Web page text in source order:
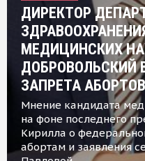
ДИРЕКТОР
МЕДИЦИНСКИХ
ДОБРОВОЛЬСКИЙ
ЗАПРЕТА АБОРТОВ
Мнение кандидата
на фоне последнего
Кирилла о
абортам и заявления